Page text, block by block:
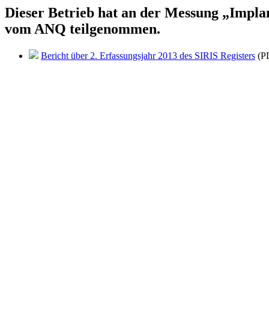
Dieser Betrieb hat an der Messung
vom ANQ teilgenommen.
Bericht über 2. Erfassungsjahr 2013 des SIRIS Registers